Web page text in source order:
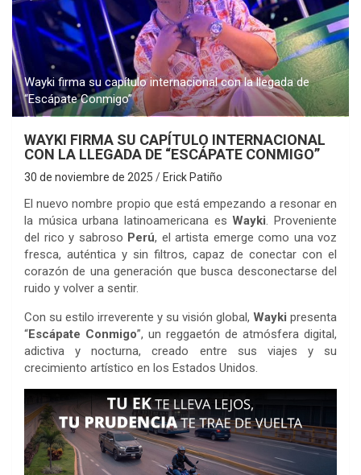
Wayki firma su capítulo internacional con la llegada de
“Escápate Conmigo”
WAYKI FIRMA SU CAPÍTULO INTERNACIONAL
CON LA LLEGADA DE “ESCÁPATE CONMIGO”
30 de noviembre de 2025 Erick Patiño
El nuevo nombre propio que está empezando a resonar en
la música urbana latinoamericana esWayki . Proveniente
del rico y sabroso Perú, el artista emerge como una voz
fresca, auténtica y sin filtros, capaz de conectar con el
corazón de una generación que busca desconectarse del
ruido y volver a sentir.
Con su estilo irreverente y su visión global, Wayki presenta
“Escápate Conmigo”, un reggaetón de atmósfera digital,
adictiva y nocturna, creado entre sus viajes y su
crecimiento artístico en los Estados Unidos.